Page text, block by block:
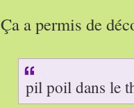
Ça a permis de
pil poil dans le